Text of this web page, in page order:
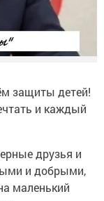
защиты детей!
и каждый
друзья и
и добрыми,
маленький